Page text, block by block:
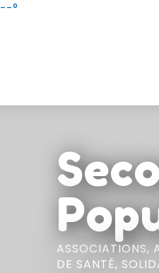
Aller
--°
ASSOCIATIONS,
DE SANTÉ,